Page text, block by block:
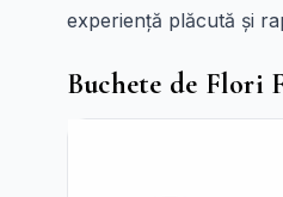
experiență plăcută și
Buchete de Flori